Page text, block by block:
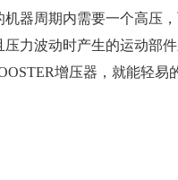
器周期内需要一个高压
力波动时产生的运动部
增压器，就能轻易